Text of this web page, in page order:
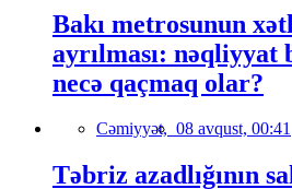
Bakı metrosunun
ayrılması: nəqliyyat
necə qaçmaq olar?
Cəmiyyət, 08 avqust, 00:41
Təbriz azadlığının